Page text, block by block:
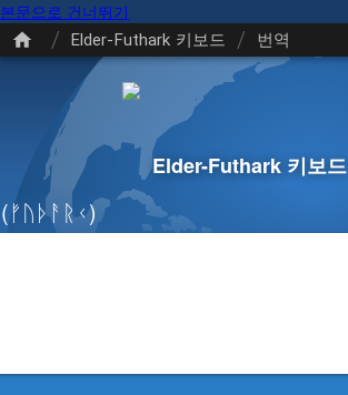
본문으로 건너뛰기
/ Elder-Futhark 키보드 / 번역
Elder-Futhark 키보드